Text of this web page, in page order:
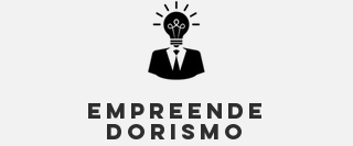
empreende
dorismo